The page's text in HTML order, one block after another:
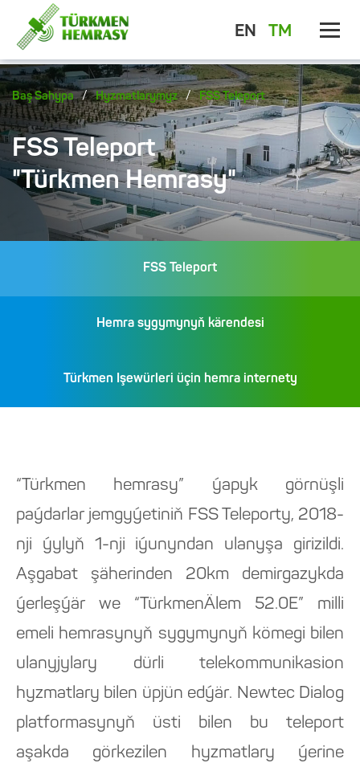
EN TM
Baş Sahypa / Hyzmatlarymyz / FSS Teleport
FSS Teleport
"Türkmen Hemrasy"
FSS Teleport
Hemra sygymynyň kärendesi
Türkmen Işewürleri üçin hemra internety
“Türkmen hemrasy” ýapyk görnüşli
paýdarlar jemgyýetiniň FSS Teleporty, 2018-
nji ýylyň 1-nji iýunyndan ulanyşa girizildi.
Aşgabat şäherinden 20km demirgazykda
ýerleşýär we “TürkmenÄlem 52.0E” milli
emeli hemrasynyň sygymynyň kömegi bilen
ulanyjylary dürli telekommunikasion
hyzmatlary bilen üpjün edýär. Newtec Dialog
platformasynyň üsti bilen bu teleport
aşakda görkezilen hyzmatlary ýerine